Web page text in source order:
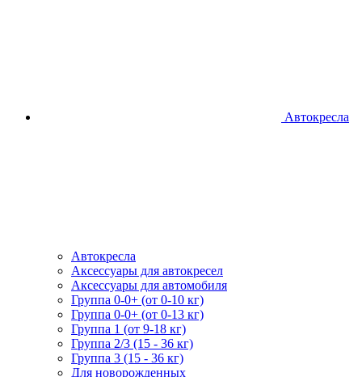
Автокресла
Автокресла
Аксессуары для автокресел
Аксессуары для автомобиля
Группа 0-0+ (от 0-10 кг)
Группа 0-0+ (от 0-13 кг)
Группа 1 (от 9-18 кг)
Группа 2/3 (15 - 36 кг)
Группа 3 (15 - 36 кг)
Для новорожденных